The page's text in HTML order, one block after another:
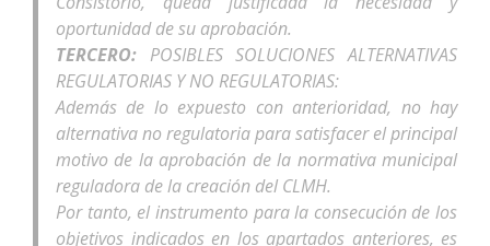
oportunidad de su aprobación.
TERCERO: POSIBLES SOLUCIONES ALTERNATIVAS
REGULATORIAS Y NO REGULATORIAS:
Además de lo expuesto con anterioridad, no hay
alternativa no regulatoria para satisfacer el principal
motivo de la aprobación de la normativa municipal
reguladora de la creación del CLMH.
Por tanto, el instrumento para la consecución de los
objetivos indicados en los apartados anteriores, es